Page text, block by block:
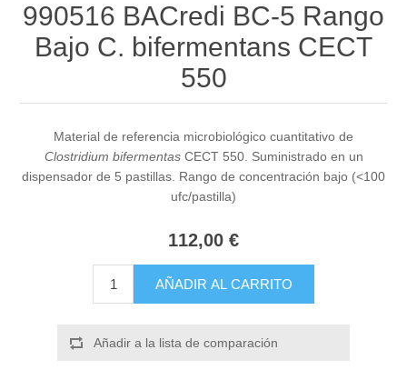
990516 BACredi BC-5 Rango
Bajo C. bifermentans CECT
550
Material de referencia microbiológico cuantitativo de
Clostridium bifermentasCECT 550. Suministrado en un
dispensador de 5 pastillas. Rango de concentración bajo (<100
ufc/pastilla)
112,00 €
AÑADIR AL CARRITO
Añadir a la lista de comparación